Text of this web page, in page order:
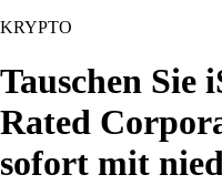
KRYPTO
Tauschen Sie
Rated
sofort mit